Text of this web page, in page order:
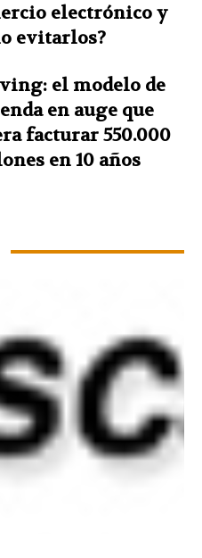
electrónico y
evitarlos?
el modelo de
en auge que
facturar 550.000
en 10 años